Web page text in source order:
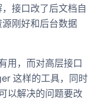
接口改了后文档自
刚好和后台数据
用，而对高层接口
这样的工具，同时
以解决的问题要改